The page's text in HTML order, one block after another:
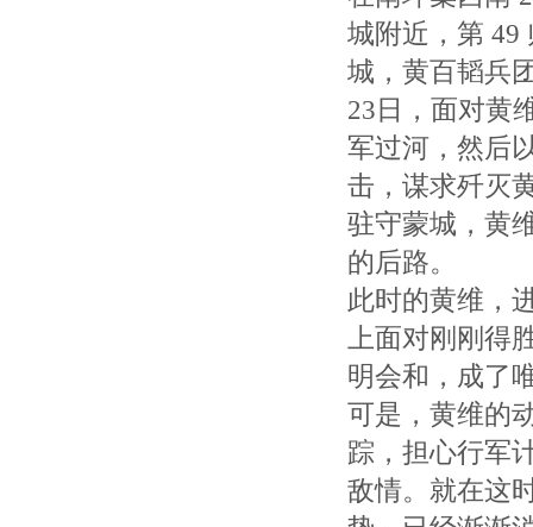
城附近，第 49
城，黄百韬兵
23日，面对黄
军过河，然后
击，谋求歼灭
驻守蒙城，黄
的后路。
此时的黄维，
上面对刚刚得
明会和，成了
可是，黄维的
踪，担心行军
敌情。就在这